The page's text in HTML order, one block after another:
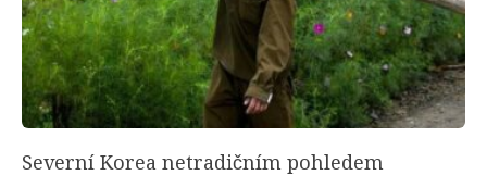
Severní Korea netradičním pohledem